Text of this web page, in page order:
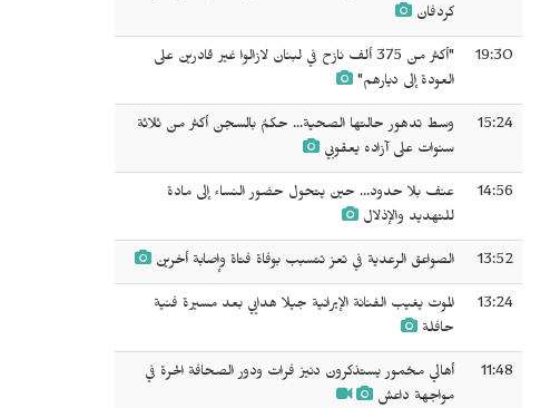
كردفان
19:30
"أكثر من 375 ألف نازح في لبنان لازالوا غير قادرين على
العودة إلى ديارهم"
15:24
وسط تدهور حالتها الصحية... حكمٌ بالسجن ‌‌‌أكثر من ثلاثة
سنوات على آزاده يعقوبي
14:56
عنف بلا حدود... حين يتحول حضور النساء إلى مادة
للتهديد والإذلال
13:52 الصواعق الرعدية في تعز تتسبب بوفاة فتاة وإصابة أخرين
13:24
الموت يغيب الفنانة الإيرانية جيلا هدايي بعد مسيرة فنية
حافلة
11:48
أهالي مخمور يستذكرون دنيز فرات ودور الصحافة الحرة في
مواجهة داعش